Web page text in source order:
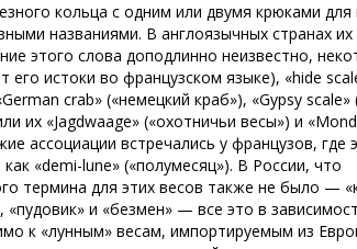
кольца с одним или двумя крюками для
названиями. В англоязычных странах их
этого слова доподлинно неизвестно,
его истоки во французском языке), «hide
сrab» («немецкий краб»), «Gypsy scale»
их «Jagdwaage» («охотничьи весы») и
ассоциации встречались у французов, где
«demi-lune» («полумесяц»). В России, что
термина для этих весов также не было —
«пудовик» и «безмен» — все это в
к «лунным» весам, импортируемым из